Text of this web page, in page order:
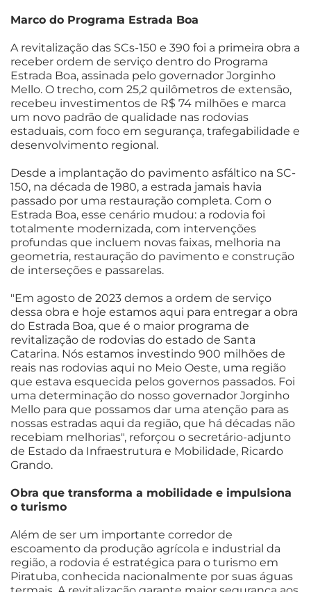
Marco do Programa Estrada Boa
A revitalização das SCs-150 e 390 foi a primeira obra a
receber ordem de serviço dentro do Programa
Estrada Boa, assinada pelo governador Jorginho
Mello. O trecho, com 25,2 quilômetros de extensão,
recebeu investimentos de R$ 74 milhões e marca
um novo padrão de qualidade nas rodovias
estaduais, com foco em segurança, trafegabilidade e
desenvolvimento regional.
Desde a implantação do pavimento asfáltico na SC-
150, na década de 1980, a estrada jamais havia
passado por uma restauração completa. Com o
Estrada Boa, esse cenário mudou: a rodovia foi
totalmente modernizada, com intervenções
profundas que incluem novas faixas, melhoria na
geometria, restauração do pavimento e construção
de interseções e passarelas.
"Em agosto de 2023 demos a ordem de serviço
dessa obra e hoje estamos aqui para entregar a obra
do Estrada Boa, que é o maior programa de
revitalização de rodovias do estado de Santa
Catarina. Nós estamos investindo 900 milhões de
reais nas rodovias aqui no Meio Oeste, uma região
que estava esquecida pelos governos passados. Foi
uma determinação do nosso governador Jorginho
Mello para que possamos dar uma atenção para as
nossas estradas aqui da região, que há décadas não
recebiam melhorias", reforçou o secretário-adjunto
de Estado da Infraestrutura e Mobilidade, Ricardo
Grando.
Obra que transforma a mobilidade e impulsiona
o turismo
Além de ser um importante corredor de
escoamento da produção agrícola e industrial da
região, a rodovia é estratégica para o turismo em
Piratuba, conhecida nacionalmente por suas águas